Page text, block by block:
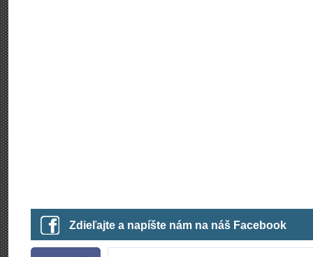
Zdieľajte a napíšte nám na náš Facebook